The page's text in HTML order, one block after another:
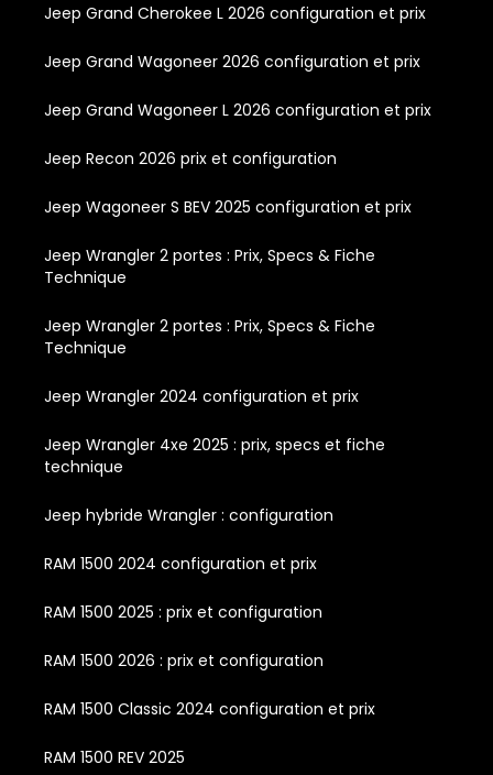
Jeep Grand Cherokee L 2026 configuration et prix
Jeep Grand Wagoneer 2026 configuration et prix
Jeep Grand Wagoneer L 2026 configuration et prix
Jeep Recon 2026 prix et configuration
Jeep Wagoneer S BEV 2025 configuration et prix
Jeep Wrangler 2 portes : Prix, Specs & Fiche
Technique
Jeep Wrangler 2 portes : Prix, Specs & Fiche
Technique
Jeep Wrangler 2024 configuration et prix
Jeep Wrangler 4xe 2025 : prix, specs et fiche
technique
Jeep hybride Wrangler : configuration
RAM 1500 2024 configuration et prix
RAM 1500 2025 : prix et configuration
RAM 1500 2026 : prix et configuration
RAM 1500 Classic 2024 configuration et prix
RAM 1500 REV 2025